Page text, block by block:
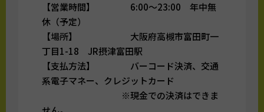
【営業時間】 6:00～23:00 年中無
休（予定）
【場所】 大阪府高槻市富田町一
丁目1-18 JR摂津富田駅
【支払方法】 バーコード決済、交通
系電子マネー、クレジットカード
※現金での決済はできま